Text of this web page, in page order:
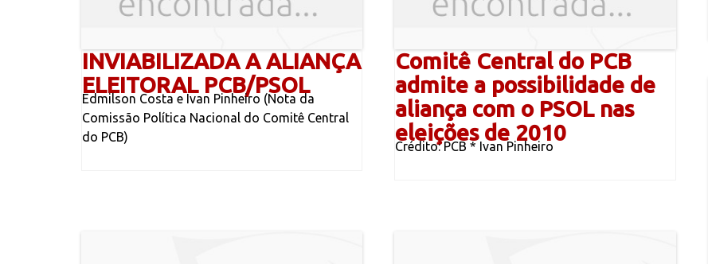
INVIABILIZADA A ALIANÇA
ELEITORAL PCB/PSOL
Edmilson Costa e Ivan Pinheiro (Nota da
Comissão Política Nacional do Comitê Central
do PCB)
Comitê Central do PCB
admite a possibilidade de
aliança com o PSOL nas
eleições de 2010
Crédito: PCB * Ivan Pinheiro